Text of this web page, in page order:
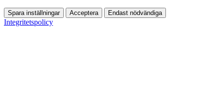
Spara inställningar Acceptera Endast nödvändiga
Integritetspolicy